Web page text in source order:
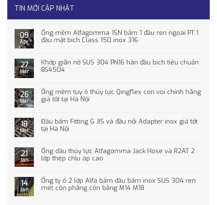
TIN MỚI CẬP NHẬT
09
Apr
Ống mềm Alfagomma 1SN bấm 1 đầu ren ngoài PT 1
đầu mặt bích Class 150 inox 316
27
Mar
Khớp giãn nở SUS 304 PN16 hàn đầu bích tiêu chuẩn
BS4504
26
Mar
Ống mềm tuy ô thủy lực Qingflex con voi chính hãng
giá tốt tại Hà Nội
18
Mar
Đầu bấm Fitting G JIS và đầu nối Adapter inox giá tốt
tại Hà Nội
21
Jan
Ống dầu thủy lực Alfagomma Jack Hose và R2AT 2
lớp thép chịu áp cao
14
Jan
Ống ty ô 2 lớp Alfa bấm đầu bấm inox SUS 304 ren
mét côn phẳng côn bằng M14 M18